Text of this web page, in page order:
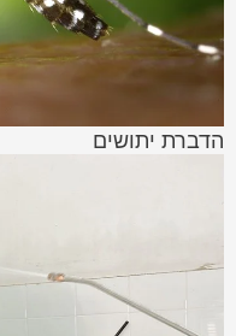
הדברת יתושים